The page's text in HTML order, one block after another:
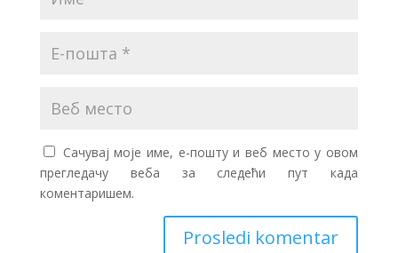
Сачувај моје име, е-пошту и веб место у овом
прегледачу веба за следећи пут када
коментаришем.